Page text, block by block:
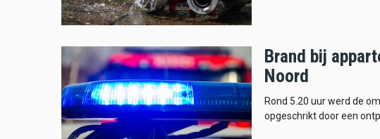
Brand bij
Noord
Rond 5.20 uur werd de
opgeschrikt door een